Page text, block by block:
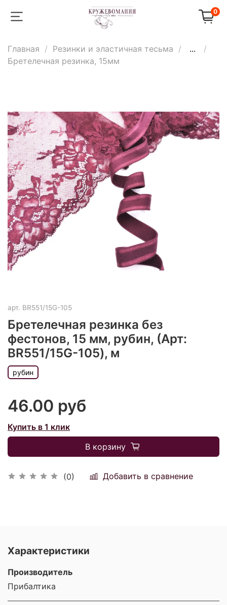
0
Главная Резинки и эластичная тесьма
...
Бретелечная резинка, 15мм
арт. BR551/15G-105
Бретелечная резинка без
фестонов, 15 мм, рубин, (Арт:
BR551/15G-105), м
(0) Добавить в сравнение
рубин
46.00 руб
Купить в 1 клик
В корзину
Характеристики
Производитель
Прибалтика